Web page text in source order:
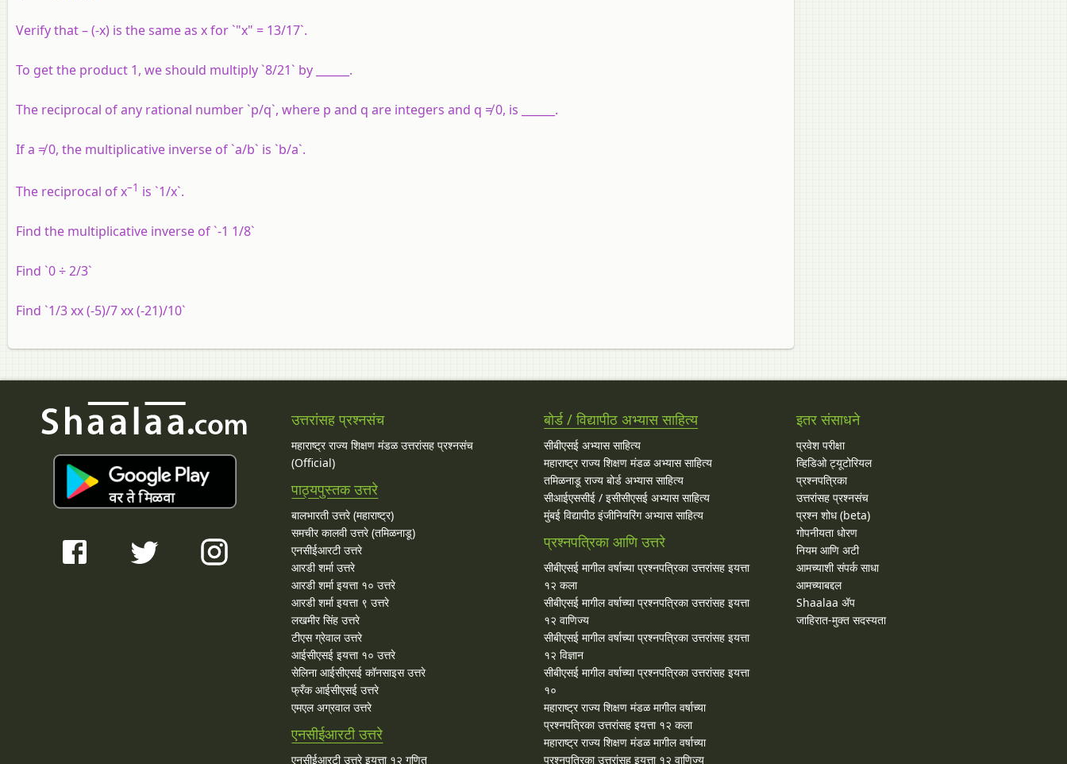
Verify that – (-x) is the same as x for `"x" = 13/17`.
To get the product 1, we should multiply `8/21` by ______.
The reciprocal of any rational number `p/q`, where p and q are integers and q ≠ 0, is ______.
If a ≠ 0, the multiplicative inverse of `a/b` is `b/a`.
The reciprocal of x–1 is `1/x`.
Find the multiplicative inverse of `-1 1/8`
Find `0 ÷ 2/3`
Find `1/3 xx (-5)/7 xx (-21)/10`
उत्तरांसह प्रश्नसंच
महाराष्ट्र राज्य शिक्षण मंडळ उत्तरांसह प्रश्नसंच
(Official)
पाठ्यपुस्तक उत्तरे
बालभारती उत्तरे (महाराष्ट्र)
समचीर कालवी उत्तरे (तमिळनाडू)
एनसीईआरटी उत्तरे
आरडी शर्मा उत्तरे
आरडी शर्मा इयत्ता १० उत्तरे
आरडी शर्मा इयत्ता ९ उत्तरे
लखमीर सिंह उत्तरे
टीएस ग्रेवाल उत्तरे
आईसीएसई इयत्ता १० उत्तरे
सेलिना आईसीएसई कॉनसाइस उत्तरे
फ्रँक आईसीएसई उत्तरे
एमएल अग्रवाल उत्तरे
एनसीईआरटी उत्तरे
एनसीईआरटी उत्तरे इयत्ता १२ गणित
बोर्ड / विद्यापीठ अभ्यास साहित्य
सीबीएसई अभ्यास साहित्य
महाराष्ट्र राज्य शिक्षण मंडळ अभ्यास साहित्य
तमिळनाडू राज्य बोर्ड अभ्यास साहित्य
सीआईएससीई / इसीसीएसई अभ्यास साहित्य
मुंबई विद्यापीठ इंजीनियरिंग अभ्यास साहित्य
प्रश्नपत्रिका आणि उत्तरे
सीबीएसई मागील वर्षाच्या प्रश्‍नपत्रिका उत्तरांसह इयत्ता
१२ कला
सीबीएसई मागील वर्षाच्या प्रश्‍नपत्रिका उत्तरांसह इयत्ता
१२ वाणिज्य
सीबीएसई मागील वर्षाच्या प्रश्‍नपत्रिका उत्तरांसह इयत्ता
१२ विज्ञान
सीबीएसई मागील वर्षाच्या प्रश्‍नपत्रिका उत्तरांसह इयत्ता
१०
महाराष्ट्र राज्य शिक्षण मंडळ मागील वर्षाच्या
प्रश्‍नपत्रिका उत्तरांसह इयत्ता १२ कला
महाराष्ट्र राज्य शिक्षण मंडळ मागील वर्षाच्या
प्रश्‍नपत्रिका उत्तरांसह इयत्ता १२ वाणिज्य
इतर संसाधने
प्रवेश परीक्षा
व्हिडिओ ट्यूटोरियल
प्रश्नपत्रिका
उत्तरांसह प्रश्नसंच
प्रश्न शोध (beta)
गोपनीयता धोरण
नियम आणि अटी
आमच्याशी संपर्क साधा
आमच्याबद्दल
Shaalaa ॲप
जाहिरात-मुक्त सदस्यता